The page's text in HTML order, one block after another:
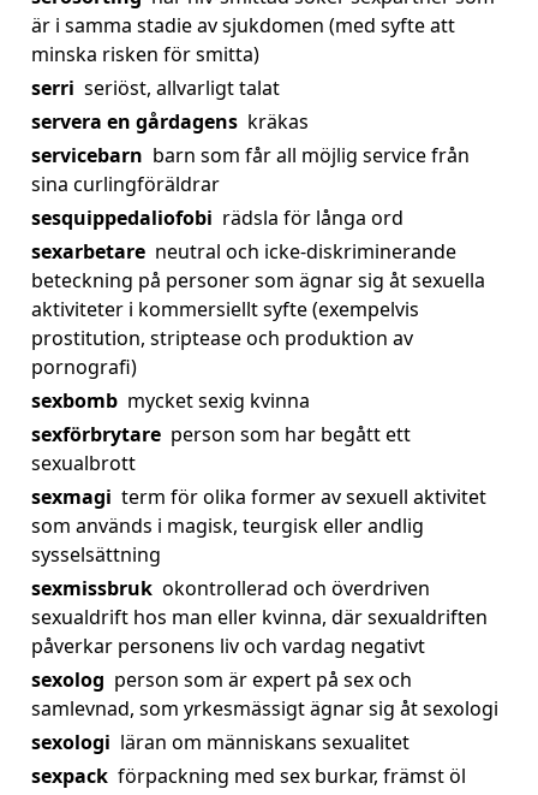
är i samma stadie av sjukdomen (med syfte att
minska risken för smitta)
serri seriöst, allvarligt talat
servera en gårdagens kräkas
servicebarn barn som får all möjlig service från
sina curlingföräldrar
sesquippedaliofobi rädsla för långa ord
sexarbetare neutral och icke-diskriminerande
beteckning på personer som ägnar sig åt sexuella
aktiviteter i kommersiellt syfte (exempelvis
prostitution, striptease och produktion av
pornografi)
sexbomb mycket sexig kvinna
sexförbrytare person som har begått ett
sexualbrott
sexmagi term för olika former av sexuell aktivitet
som används i magisk, teurgisk eller andlig
sysselsättning
sexmissbruk okontrollerad och överdriven
sexualdrift hos man eller kvinna, där sexualdriften
påverkar personens liv och vardag negativt
sexolog person som är expert på sex och
samlevnad, som yrkesmässigt ägnar sig åt sexologi
sexologi läran om människans sexualitet
sexpack förpackning med sex burkar, främst öl